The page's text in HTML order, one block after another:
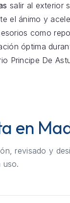
salir al exterior
el ánimo y
como
óptima
Principe De
en
revisado y
uso.